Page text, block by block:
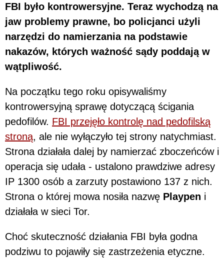
FBI było kontrowersyjne. Teraz wychodzą na
jaw problemy prawne, bo policjanci użyli
narzędzi do namierzania na podstawie
nakazów, których ważność sądy poddają w
wątpliwość.
Na początku tego roku opisywaliśmy
kontrowersyjną sprawę dotyczącą ścigania
pedofilów. FBI przejęło kontrolę nad pedofilską
stroną, ale nie wyłączyło tej strony natychmiast.
Strona działała dalej by namierzać zboczeńców i
operacja się udała - ustalono prawdziwe adresy
IP 1300 osób a zarzuty postawiono 137 z nich.
Strona o której mowa nosiła nazwę Playpen i
działała w sieci Tor.
Choć skuteczność działania FBI była godna
podziwu to pojawiły się zastrzeżenia etyczne.